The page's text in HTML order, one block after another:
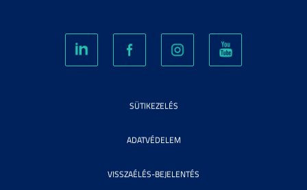
SÜTIKEZELÉS
ADATVÉDELEM
VISSZAÉLÉS-BEJELENTÉS